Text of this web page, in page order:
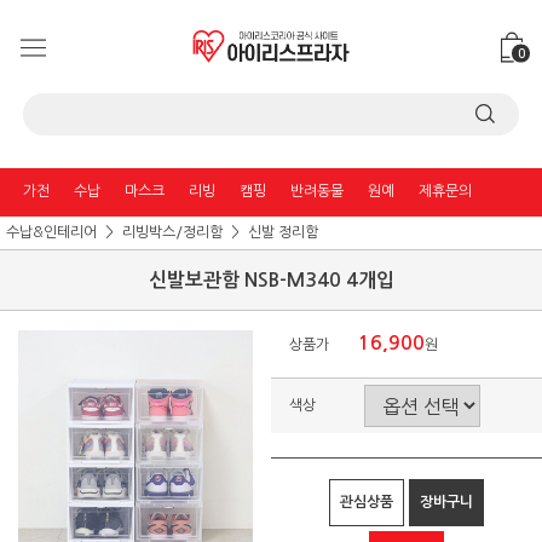
0
가전 수납 마스크 리빙 캠핑 반려동물 원예 제휴문의
수납&인테리어 리빙박스/정리함 신발 정리함
신발보관함 NSB-M340 4개입
상품가 16,900원
색상
관심상품 장바구니